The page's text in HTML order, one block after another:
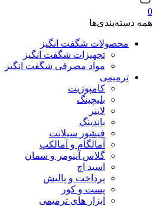
0
همه دسته‌بندی‌ها
محصولات شگفت انگیز
تجهیزات شگفت انگیز
مواد مصرفی شگفت انگیز
ترمیمی
کامپوزیت
بلیچینگ
لاینر
باندینگ
فیشور سیلانت
آمالگام و آمالکپ
گلاس آینومر و سمان
اسید اچ
پرداخت و پالیش
پست و کور
ابزار های ترمیمی